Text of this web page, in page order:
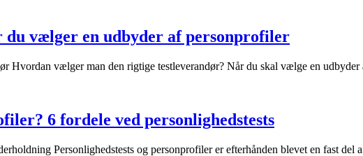
du vælger en udbyder af personprofiler
Hvordan vælger man den rigtige testleverandør? Når du skal vælge en udbyder
6 fordele ved personlighedstests
Personlighedstests og personprofiler er efterhånden blevet en fast